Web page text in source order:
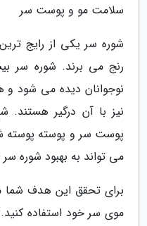
سلامت مو و پوست سر
شوره سر یکی از رایج
رنج می برند. شوره سر
نوجوانان دیده می شود
نیز با آن درگیر
پوست سر و پوسته
می تواند به بهبود شوره
برای تحقق این هدف شما
موی سر خود استفاده